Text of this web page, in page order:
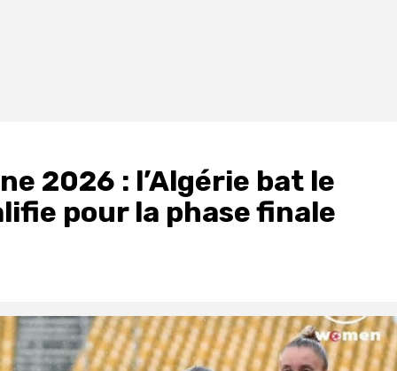
2026 : l’Algérie bat le
pour la phase finale